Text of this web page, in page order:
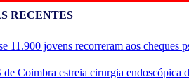
RECENTES
11.900 jovens recorreram aos cheques
Coimbra estreia cirurgia endoscópica